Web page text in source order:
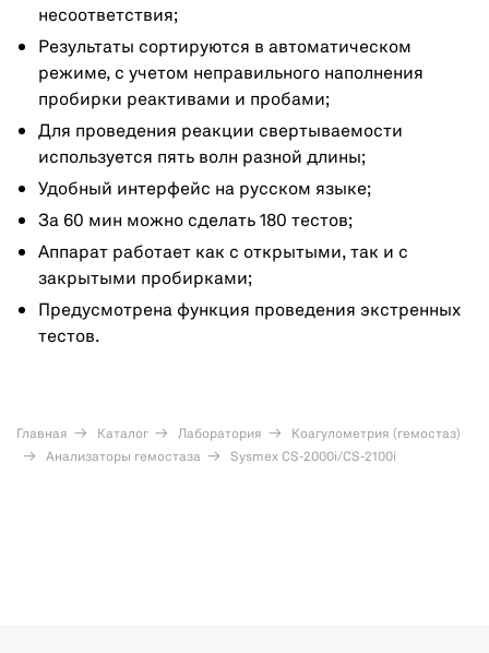
несоответствия;
Результаты сортируются в автоматическом
режиме, с учетом неправильного наполнения
пробирки реактивами и пробами;
Для проведения реакции свертываемости
используется пять волн разной длины;
Удобный интерфейс на русском языке;
За 60 мин можно сделать 180 тестов;
Аппарат работает как с открытыми, так и с
закрытыми пробирками;
Предусмотрена функция проведения экстренных
тестов.
Главная Каталог Лаборатория
Коагулометрия (гемостаз)
Анализаторы гемостаза
Sysmex CS-2000i/CS-2100i